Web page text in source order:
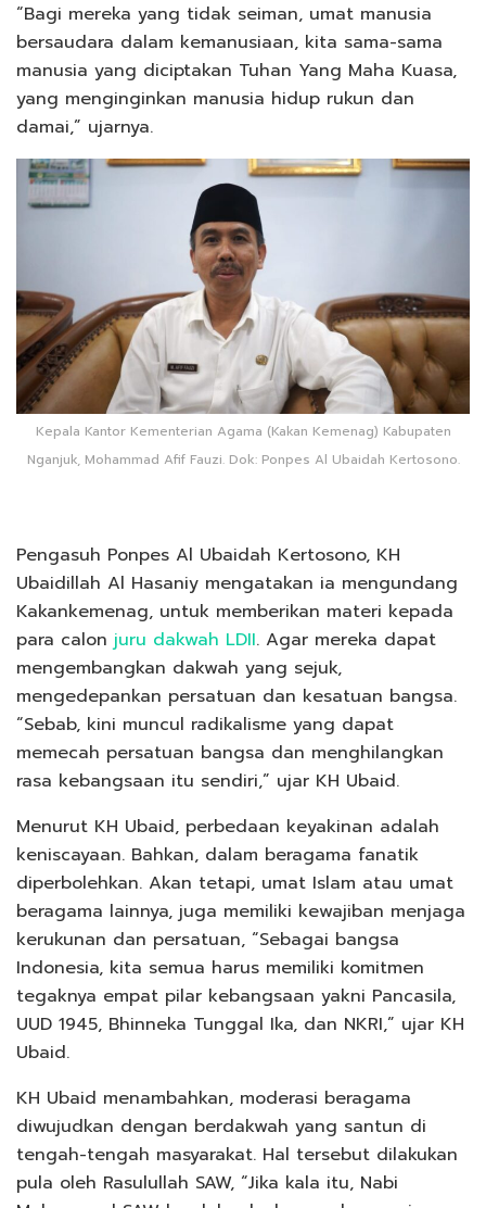
“Bagi mereka yang tidak seiman, umat manusia
bersaudara dalam kemanusiaan, kita sama-sama
manusia yang diciptakan Tuhan Yang Maha Kuasa,
yang menginginkan manusia hidup rukun dan
damai,” ujarnya.
Kepala Kantor Kementerian Agama (Kakan Kemenag) Kabupaten
Nganjuk, Mohammad Afif Fauzi. Dok: Ponpes Al Ubaidah Kertosono.
Pengasuh Ponpes Al Ubaidah Kertosono, KH
Ubaidillah Al Hasaniy mengatakan ia mengundang
Kakankemenag, untuk memberikan materi kepada
para calon juru dakwah LDII. Agar mereka dapat
mengembangkan dakwah yang sejuk,
mengedepankan persatuan dan kesatuan bangsa.
“Sebab, kini muncul radikalisme yang dapat
memecah persatuan bangsa dan menghilangkan
rasa kebangsaan itu sendiri,” ujar KH Ubaid.
Menurut KH Ubaid, perbedaan keyakinan adalah
keniscayaan. Bahkan, dalam beragama fanatik
diperbolehkan. Akan tetapi, umat Islam atau umat
beragama lainnya, juga memiliki kewajiban menjaga
kerukunan dan persatuan, “Sebagai bangsa
Indonesia, kita semua harus memiliki komitmen
tegaknya empat pilar kebangsaan yakni Pancasila,
UUD 1945, Bhinneka Tunggal Ika, dan NKRI,” ujar KH
Ubaid.
KH Ubaid menambahkan, moderasi beragama
diwujudkan dengan berdakwah yang santun di
tengah-tengah masyarakat. Hal tersebut dilakukan
pula oleh Rasulullah SAW, “Jika kala itu, Nabi